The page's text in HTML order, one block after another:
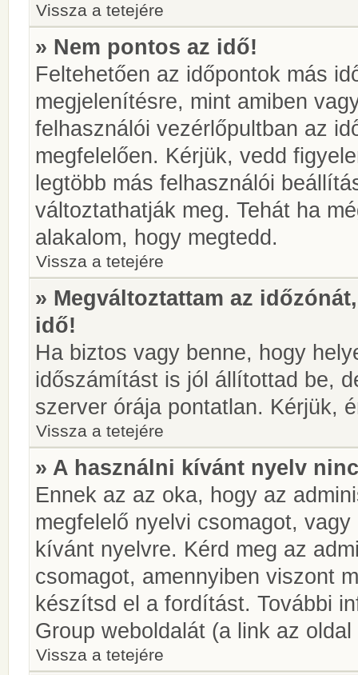
Vissza a tetejére
» Nem pontos az idő!
Feltehetően az időpontok más
megjelenítésre, mint amiben
felhasználói vezérlőpultban az
megfelelően. Kérjük, vedd
legtöbb más felhasználói
változtathatják meg. Tehát ha
alakalom, hogy megtedd.
Vissza a tetejére
» Megváltoztattam az
idő!
Ha biztos vagy benne, hogy
időszámítást is jól állítottad be,
szerver órája pontatlan. Kérjük,
Vissza a tetejére
» A használni kívánt nyelv
Ennek az az oka, hogy az
megfelelő nyelvi csomagot,
kívánt nyelvre. Kérd meg az
csomagot, amennyiben viszont
készítsd el a fordítást. További
Group weboldalát (a link az
Vissza a tetejére